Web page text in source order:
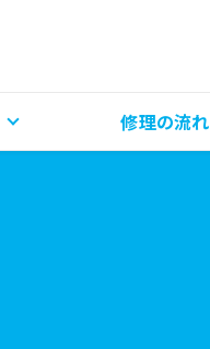
修理の流れ